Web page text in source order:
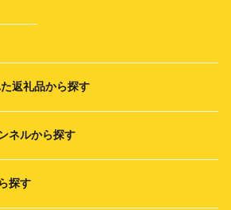
返礼品から探す
ネルから探す
探す